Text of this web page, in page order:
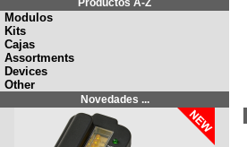
Productos A-Z
Modulos
Kits
Cajas
Assortments
Devices
Other
Novedades ...